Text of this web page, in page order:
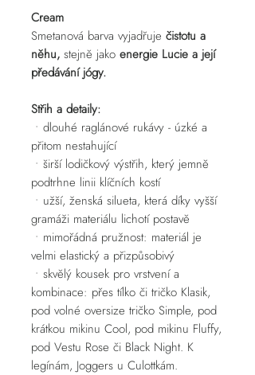
Cream
Smetanová barva vyjadřuje čistotu a
něhu, stejně jako energie Lucie a její
předávání jógy.
Střih a detaily:
• dlouhé raglánové rukávy - úzké a
přitom nestahující
• širší lodičkový výstřih, který jemně
podtrhne linii klíčních kostí
• užší, ženská silueta, která díky vyšší
gramáži materiálu lichotí postavě
• mimořádná pružnost: materiál je
velmi elastický a přizpůsobivý
• skvělý kousek pro vrstvení a
kombinace: přes tílko či tričko Klasik,
pod volné oversize tričko Simple, pod
krátkou mikinu Cool, pod mikinu Fluffy,
pod Vestu Rose či Black Night. K
legínám, Joggers u Culottkám.